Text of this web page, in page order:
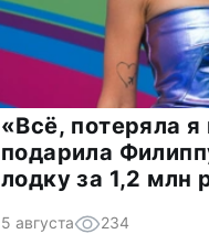
«Всё, потеряла
подарила
лодку за 1,2 млн
5 августа 234